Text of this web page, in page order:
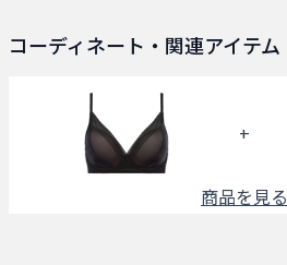
コーディネート・関連アイテム
+
商品を見る